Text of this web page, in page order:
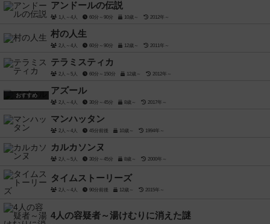
アンドールの伝説
1人～4人 60分～90分 10歳～ 2012年～
村の人生
2人～4人 60分～90分 12歳～ 2011年～
テラミスティカ
2人～5人 60分～150分 12歳～ 2012年～
おすすめ
アズール
2人～4人 30分～45分 8歳～ 2017年～
マンハッタン
2人～4人 45分前後 10歳～ 1994年～
カルカソンヌ
2人～5人 30分～45分 8歳～ 2000年～
タイムストーリーズ
2人～4人 90分前後 12歳～ 2015年～
4人の容疑者～湯けむりに消えた謎